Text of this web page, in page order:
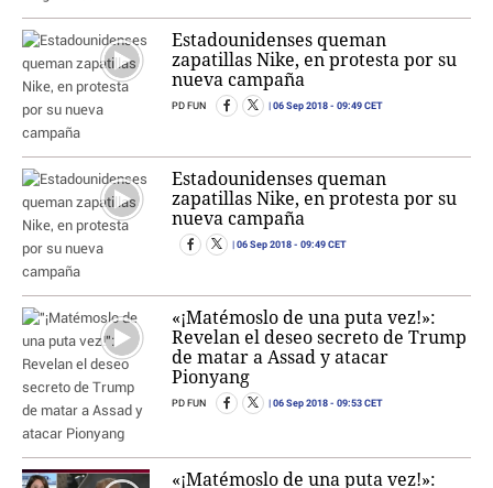
Estadounidenses queman
zapatillas Nike, en protesta por su
nueva campaña
PD FUN 06 Sep 2018 - 09:49 CET
Estadounidenses queman
zapatillas Nike, en protesta por su
nueva campaña
06 Sep 2018 - 09:49 CET
«¡Matémoslo de una puta vez!»:
Revelan el deseo secreto de Trump
de matar a Assad y atacar
Pionyang
PD FUN 06 Sep 2018 - 09:53 CET
«¡Matémoslo de una puta vez!»: